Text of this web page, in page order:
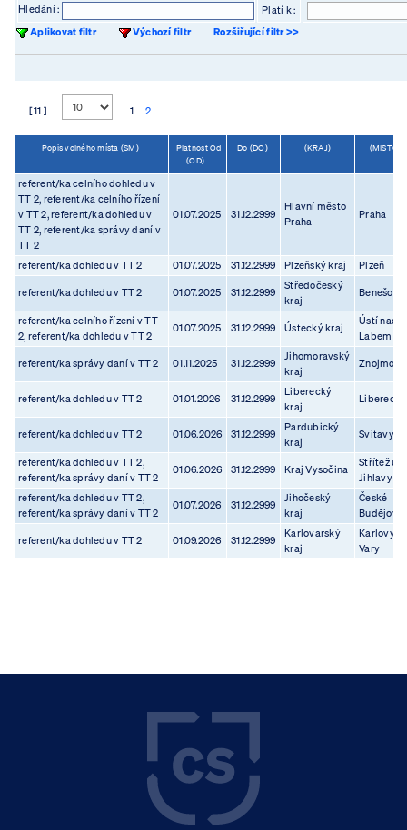
Hledání :
Platí k :
Aplikovat filtr
Výchozí filtr Rozšiřující filtr >>
[ 11 ] 1 2
Popis volného místa (SM)
Platnost Od
(OD)
Do (DO) (KRAJ) (MISTO)
referent/ka celního dohledu v
TT 2, referent/ka celního řízení
v TT 2, referent/ka dohledu v
TT 2, referent/ka správy daní v
TT 2
01.07.2025 31.12.2999
Hlavní město
Praha
Praha
referent/ka dohledu v TT 2 01.07.2025 31.12.2999 Plzeňský kraj Plzeň
referent/ka dohledu v TT 2 01.07.2025 31.12.2999
Středočeský
kraj
Benešov
referent/ka celního řízení v TT
2, referent/ka dohledu v TT 2
01.07.2025 31.12.2999 Ústecký kraj
Ústí nad
Labem
referent/ka správy daní v TT 2 01.11.2025 31.12.2999
Jihomoravský
kraj
Znojmo
referent/ka dohledu v TT 2 01.01.2026 31.12.2999
Liberecký
kraj
Liberec
referent/ka dohledu v TT 2 01.06.2026 31.12.2999
Pardubický
kraj
Svitavy
referent/ka dohledu v TT 2,
referent/ka správy daní v TT 2
01.06.2026 31.12.2999 Kraj Vysočina
Střítež u
Jihlavy
referent/ka dohledu v TT 2,
referent/ka správy daní v TT 2
01.07.2026 31.12.2999
Jihočeský
kraj
České
referent/ka dohledu v TT 2 01.09.2026 31.12.2999
Karlovarský
kraj
Karlovy
Vary